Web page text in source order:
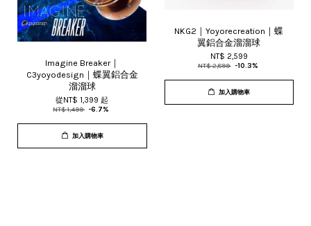
Imagine Breaker｜
C3yoyodesign｜蝶翼鋁合金
溜溜球
從NT$ 1,399起
NT$ 1,499 -6.7%
加入購物車
NKG2｜Yoyorecreation｜蝶
翼鋁合金溜溜球
NT$ 2,599
NT$ 2,899 -10.3%
加入購物車